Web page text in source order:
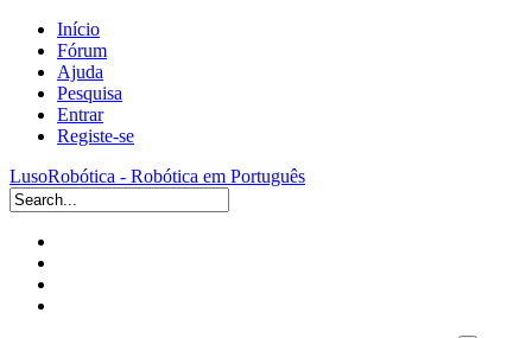
Início
Fórum
Ajuda
Pesquisa
Entrar
Registe-se
LusoRobótica - Robótica em Português